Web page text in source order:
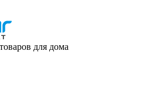
для дома